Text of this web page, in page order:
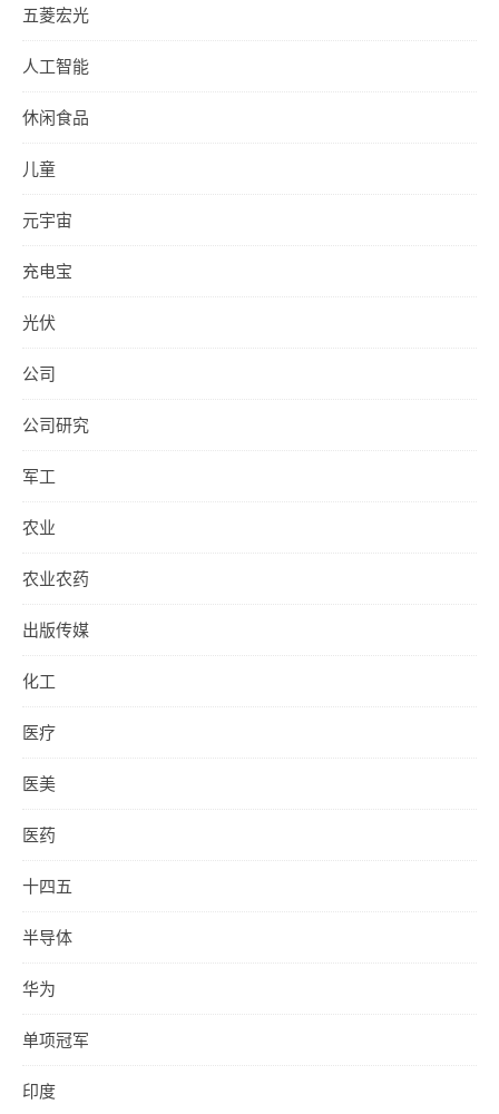
五菱宏光
人工智能
休闲食品
儿童
元宇宙
充电宝
光伏
公司
公司研究
军工
农业
农业农药
出版传媒
化工
医疗
医美
医药
十四五
半导体
华为
单项冠军
印度